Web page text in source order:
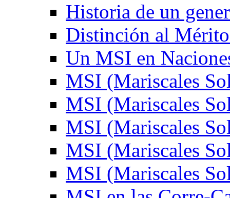
Historia de un
Distinción al
Un MSI en
MSI (Mariscales
MSI (Mariscales
MSI (Mariscales
MSI (Mariscales
MSI (Mariscales